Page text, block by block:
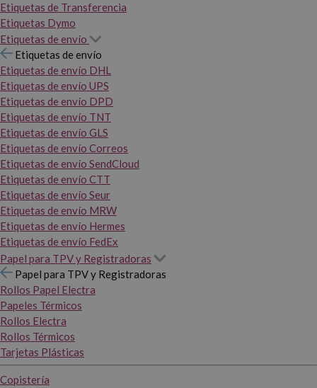
Etiquetas de Transferencia
Etiquetas Dymo
Etiquetas de envío
Etiquetas de envío
Etiquetas de envío DHL
Etiquetas de envío UPS
Etiquetas de envío DPD
Etiquetas de envío TNT
Etiquetas de envío GLS
Etiquetas de envío Correos
Etiquetas de envío SendCloud
Etiquetas de envío CTT
Etiquetas de envío Seur
Etiquetas de envío MRW
Etiquetas de envío Hermes
Etiquetas de envío FedEx
Papel para TPV y Registradoras
Papel para TPV y Registradoras
Rollos Papel Electra
Papeles Térmicos
Rollos Electra
Rollos Térmicos
Tarjetas Plásticas
Copistería